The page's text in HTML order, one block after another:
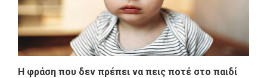
Η φράση που δεν πρέπει να πεις ποτέ στο παιδί